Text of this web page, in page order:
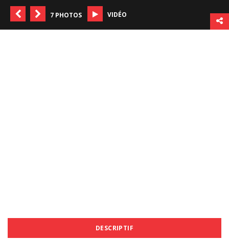
7 PHOTOS VIDÉO
DESCRIPTIF